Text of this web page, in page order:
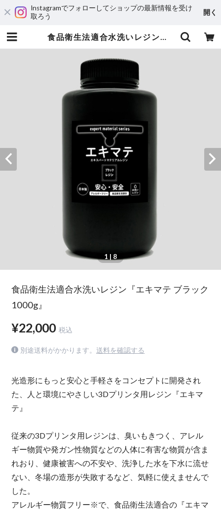
Instagramでフォローしてショップの最新情報を受け
取ろう
開く
食品衛生法適合水洗いレジン『エキマテ ブラック 1000g』 | 3DPRINTER SHOP id.arts
1 | 8
食品衛生法適合水洗いレジン『エキマテ ブラック
1000g』
¥22,000 税込
別途送料がかかります。 送料を確認する
光造形にもっと安心と手軽さをコンセプトに開発され
た、人と環境にやさしい3Dプリンタ用レジン『エキマ
テ』
従来の3Dプリンタ用レジンは、臭いもきつく、アレル
ギー物質や発ガン性物質などの人体に有害な物質が含ま
れおり、健康被害への不安や、洗浄した水を下水に流せ
ない、冬場の造形が失敗するなど、気軽に使えませんで
した。
アレルギー物質フリー※で、食品衛生法適合の『エキマ